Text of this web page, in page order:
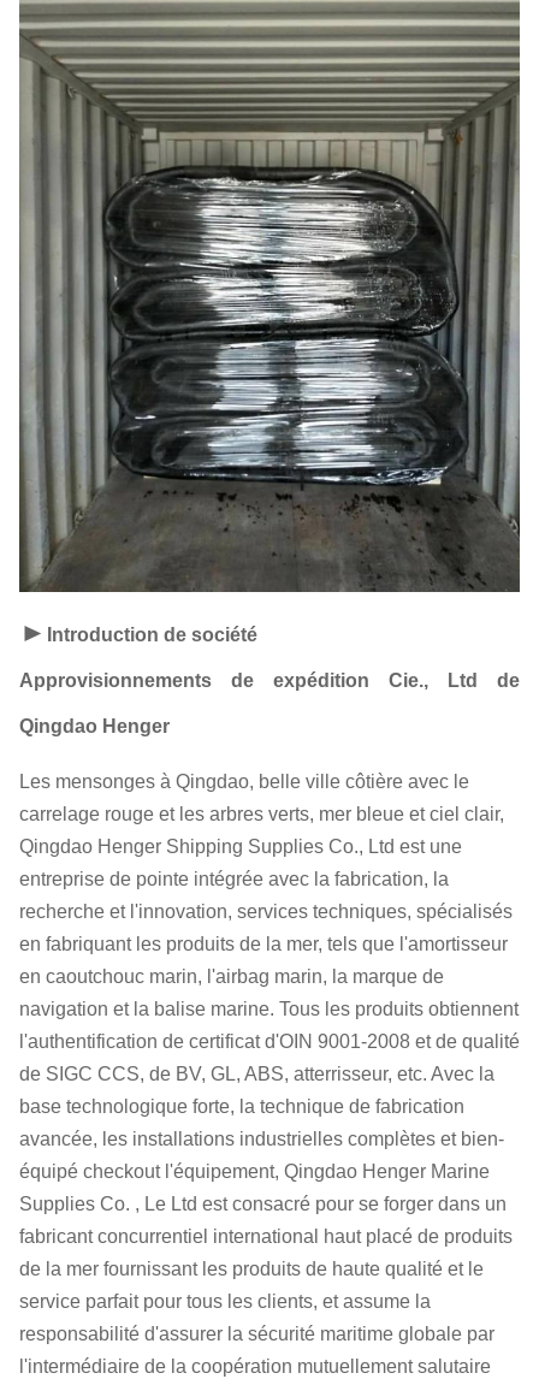
► Introduction de société
Approvisionnements de expédition Cie., Ltd de
Qingdao Henger
Les mensonges à Qingdao, belle ville côtière avec le
carrelage rouge et les arbres verts, mer bleue et ciel clair,
Qingdao Henger Shipping Supplies Co., Ltd est une
entreprise de pointe intégrée avec la fabrication, la
recherche et l'innovation, services techniques, spécialisés
en fabriquant les produits de la mer, tels que l'amortisseur
en caoutchouc marin, l'airbag marin, la marque de
navigation et la balise marine. Tous les produits obtiennent
l'authentification de certificat d'OIN 9001-2008 et de qualité
de SIGC CCS, de BV, GL, ABS, atterrisseur, etc. Avec la
base technologique forte, la technique de fabrication
avancée, les installations industrielles complètes et bien-
équipé checkout l'équipement, Qingdao Henger Marine
Supplies Co. , Le Ltd est consacré pour se forger dans un
fabricant concurrentiel international haut placé de produits
de la mer fournissant les produits de haute qualité et le
service parfait pour tous les clients, et assume la
responsabilité d'assurer la sécurité maritime globale par
l'intermédiaire de la coopération mutuellement salutaire